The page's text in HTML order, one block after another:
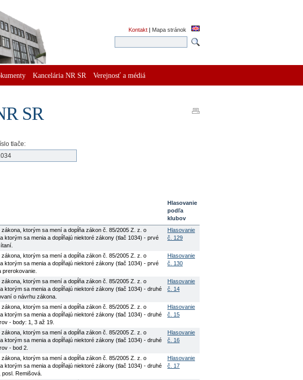
Kontakt | Mapa stránok
Kancelária NR SR Verejnosť a médiá
SR
tlače:
Hlasovanie
podľa
klubov
ktorým sa mení a dopĺňa zákon č. 85/2005 Z. z. o
sa menia a dopĺňajú niektoré zákony (tlač 1034) - prvé
Hlasovanie
č. 129
ktorým sa mení a dopĺňa zákon č. 85/2005 Z. z. o
sa menia a dopĺňajú niektoré zákony (tlač 1034) - prvé
Hlasovanie
č. 130
ktorým sa mení a dopĺňa zákon č. 85/2005 Z. z. o
sa menia a dopĺňajú niektoré zákony (tlač 1034) - druhé
o návrhu zákona.
Hlasovanie
č. 14
ktorým sa mení a dopĺňa zákon č. 85/2005 Z. z. o
sa menia a dopĺňajú niektoré zákony (tlač 1034) - druhé
- body: 1, 3 až 19.
Hlasovanie
č. 15
ktorým sa mení a dopĺňa zákon č. 85/2005 Z. z. o
sa menia a dopĺňajú niektoré zákony (tlač 1034) - druhé
- bod 2.
Hlasovanie
č. 16
ktorým sa mení a dopĺňa zákon č. 85/2005 Z. z. o
sa menia a dopĺňajú niektoré zákony (tlač 1034) - druhé
Remišová.
Hlasovanie
č. 17